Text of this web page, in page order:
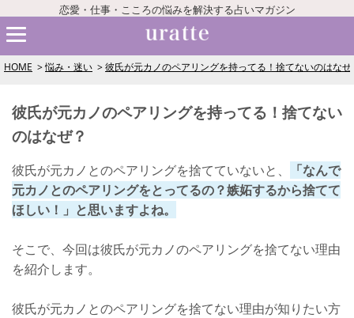
恋愛・仕事・こころの悩みを解決する占いマガジン
HOME 悩み・迷い 彼氏が元カノのペアリングを持ってる！捨てないのはなぜ
彼氏が元カノのペアリングを持ってる！捨てない
のはなぜ？
彼氏が元カノとのペアリングを捨てていないと、
「なんで
元カノとのペアリングをとってるの？嫉妬するから捨てて
ほしい！」と思いますよね。
そこで、今回は彼氏が元カノのペアリングを捨てない理由
を紹介します。
彼氏が元カノとのペアリングを捨てない理由が知りたい方